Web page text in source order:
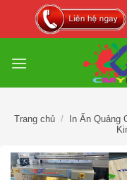
Trang chủ / In Ấn Quảng